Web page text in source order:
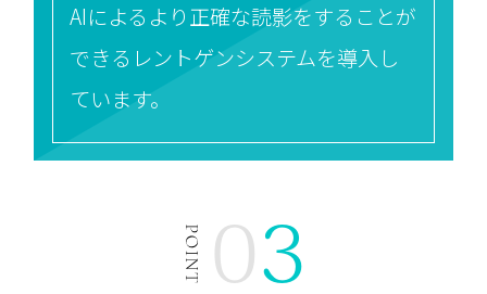
AIによるより正確な読影をすることが
できる レントゲンシステムを導入し
ています。
03